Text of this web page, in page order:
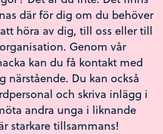
där för dig om du behöver
höra av dig, till oss eller till
Genom vår
kan du få kontakt med
närstående. Du kan också
och skriva inlägg i
andra unga i liknande
starkare tillsammans!